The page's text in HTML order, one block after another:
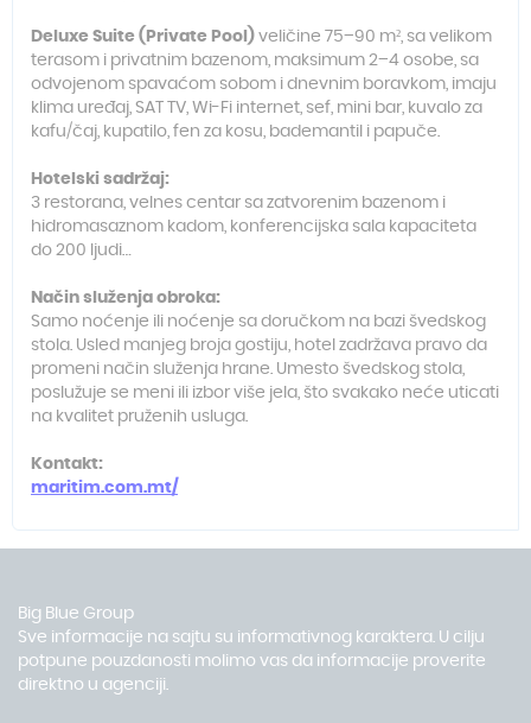
Deluxe Suite (Private Pool) veličine 75–90 m², sa velikom
terasom i privatnim bazenom, maksimum 2–4 osobe, sa
odvojenom spavaćom sobom i dnevnim boravkom, imaju
klima uređaj, SAT TV, Wi-Fi internet, sef, mini bar, kuvalo za
kafu/čaj, kupatilo, fen za kosu, bademantil i papuče.
Hotelski sadržaj:
3 restorana, velnes centar sa zatvorenim bazenom i
hidromasaznom kadom, konferencijska sala kapaciteta
do 200 ljudi…
Način služenja obroka:
Samo noćenje ili noćenje sa doručkom na bazi švedskog
stola. Usled manjeg broja gostiju, hotel zadržava pravo da
promeni način služenja hrane. Umesto švedskog stola,
poslužuje se meni ili izbor više jela, što svakako neće uticati
na kvalitet pruženih usluga.
Kontakt:
maritim.com.mt/
Big Blue Group
Sve informacije na sajtu su informativnog karaktera. U cilju
potpune pouzdanosti molimo vas da informacije proverite
direktno u agenciji.